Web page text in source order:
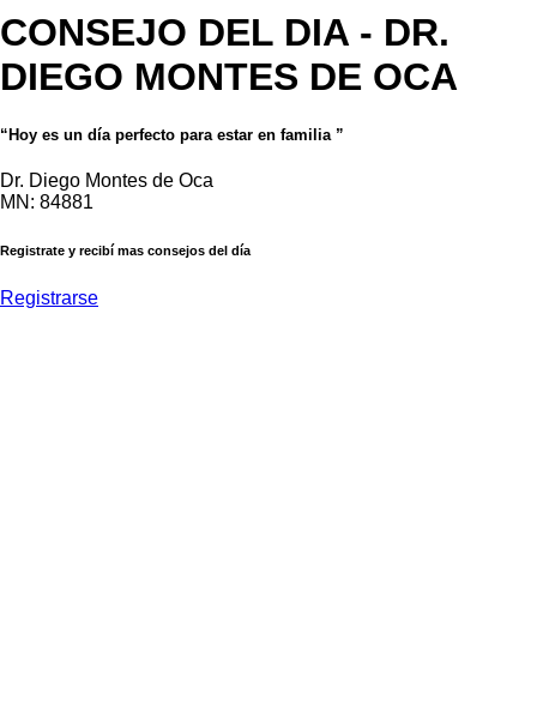
CONSEJO DEL DIA - DR.
DIEGO MONTES DE OCA
“Hoy es un día perfecto para estar en familia ”
Dr. Diego Montes de Oca
MN: 84881
Registrate y recibí mas consejos del día
Registrarse